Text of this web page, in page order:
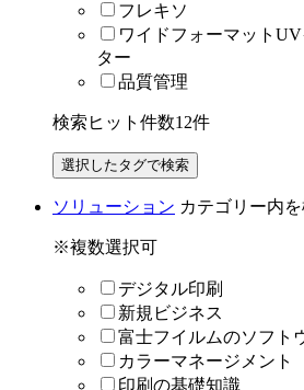
フレキソ
ワイドフォーマット
ター
品質管理
検索ヒット件数12件
ソリューション カテゴリー内
※複数選択可
デジタル印刷
新規ビジネス
富士フイルムのソフト
カラーマネージメント
印刷の基礎知識